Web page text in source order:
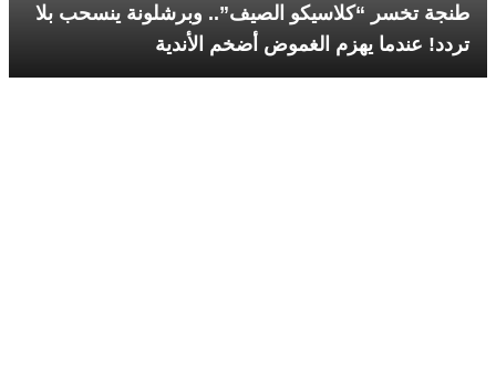
طنجة تخسر “كلاسيكو الصيف”.. وبرشلونة ينسحب بلا
تردد! عندما يهزم الغموض أضخم الأندية